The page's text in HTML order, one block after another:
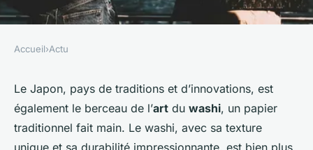
Où participer à un atelier de
fabrication de papier washi au
Japon?
Accueil›Actu
Le Japon, pays de traditions et d’innovations, est
également le berceau de l’art du washi, un papier
traditionnel fait main. Le washi, avec sa texture